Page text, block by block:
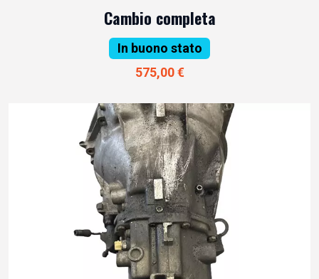
Cambio completa
In buono stato
575,00 €